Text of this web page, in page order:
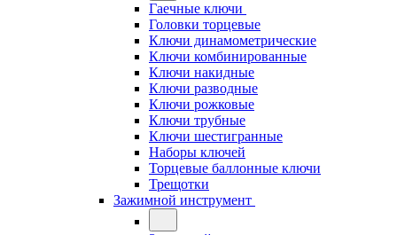
Гаечные ключи
Головки торцевые
Ключи динамометрические
Ключи комбинированные
Ключи накидные
Ключи разводные
Ключи рожковые
Ключи трубные
Ключи шестигранные
Наборы ключей
Торцевые баллонные ключи
Трещотки
Зажимной инструмент